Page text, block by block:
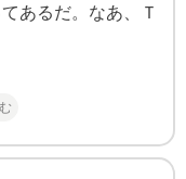
あるだ。なあ、Ｔ